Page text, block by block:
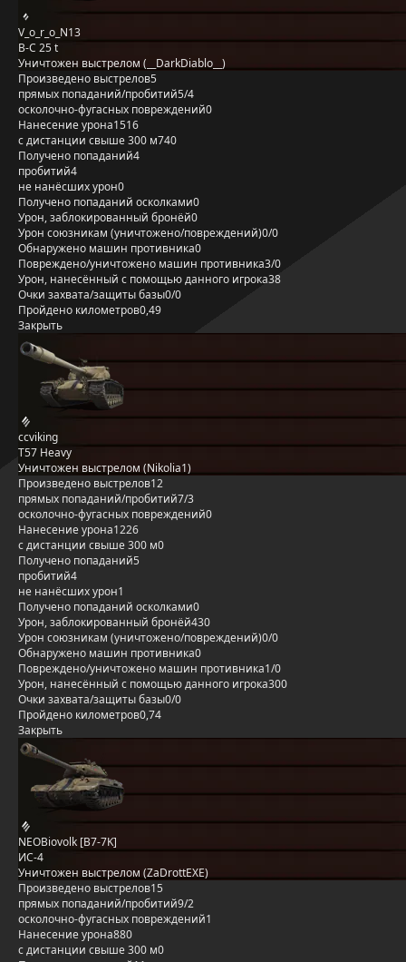
V_o_r_o_N13
B-C 25 t
Уничтожен выстрелом (__DarkDiablo__)
Произведено выстрелов5
прямых попаданий/пробитий5/4
осколочно-фугасных повреждений0
Нанесение урона1516
с дистанции свыше 300 м740
Получено попаданий4
пробитий4
не нанёсших урон0
Получено попаданий осколками0
Урон, заблокированный бронёй0
Урон союзникам (уничтожено/повреждений)0/0
Обнаружено машин противника0
Повреждено/уничтожено машин противника3/0
Урон, нанесённый с помощью данного игрока38
Очки захвата/защиты базы0/0
Пройдено километров0,49
Закрыть
ccviking
T57 Heavy
Уничтожен выстрелом (Nikolia1)
Произведено выстрелов12
прямых попаданий/пробитий7/3
осколочно-фугасных повреждений0
Нанесение урона1226
с дистанции свыше 300 м0
Получено попаданий5
пробитий4
не нанёсших урон1
Получено попаданий осколками0
Урон, заблокированный бронёй430
Урон союзникам (уничтожено/повреждений)0/0
Обнаружено машин противника0
Повреждено/уничтожено машин противника1/0
Урон, нанесённый с помощью данного игрока300
Очки захвата/защиты базы0/0
Пройдено километров0,74
Закрыть
NEOBiovolk [B7-7K]
ИС-4
Уничтожен выстрелом (ZaDrottEXE)
Произведено выстрелов15
прямых попаданий/пробитий9/2
осколочно-фугасных повреждений1
Нанесение урона880
с дистанции свыше 300 м0